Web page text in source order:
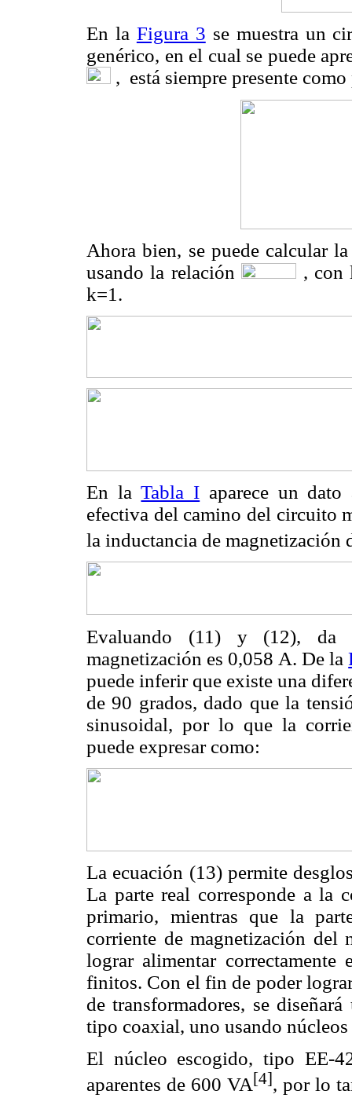
En la Figura 3 se muestra un
genérico, en el cual se puede
, está siempre presente
Ahora bien, se puede calcular
usando la relación
, con
k=1.
En laTabla I aparece un
efectiva del camino del circuito
la inductancia de
Evaluando (11) y (12), da
magnetización es 0,058 A. De la
puede inferir que existe una
de 90 grados, dado que la
sinusoidal, por lo que la
puede expresar como:
La ecuación (13) permite
La parte real corresponde a la
primario, mientras que la
corriente de magnetización del
lograr alimentar correctamente
finitos. Con el fin de poder
de transformadores, se
tipo coaxial, uno usando
El núcleo escogido, tipo EE-
aparentes de 600 VA [4], por lo